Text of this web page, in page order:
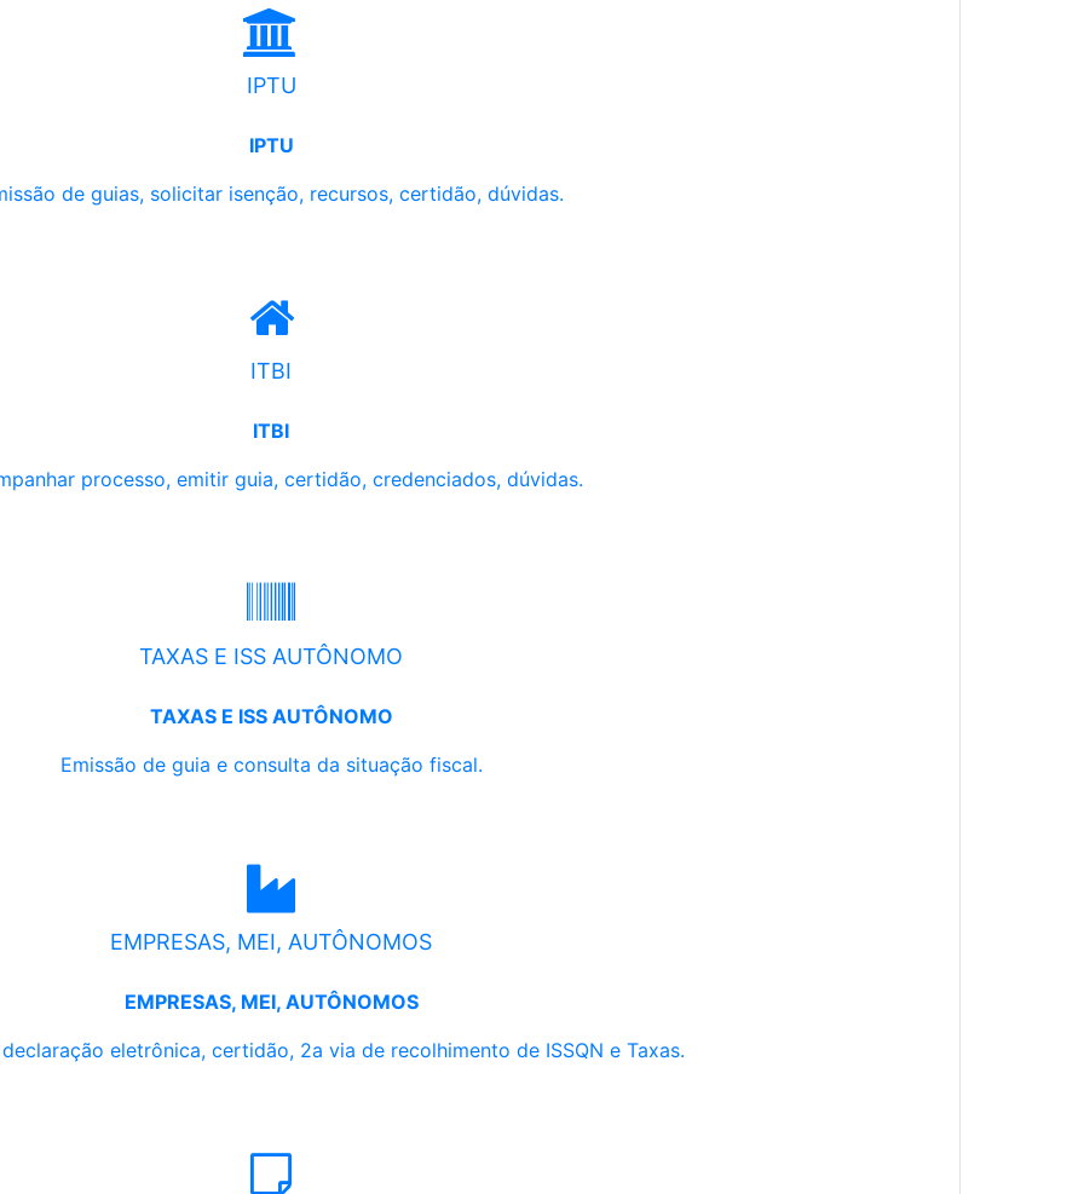
IPTU
IPTU
de guias, solicitar isenção, recursos, certidão, dúvidas.
ITBI
ITBI
processo, emitir guia, certidão, credenciados, dúvidas.
TAXAS E ISS AUTÔNOMO
TAXAS E ISS AUTÔNOMO
Emissão de guia e consulta da situação fiscal.
EMPRESAS, MEI, AUTÔNOMOS
EMPRESAS, MEI, AUTÔNOMOS
eletrônica, certidão, 2a via de recolhimento de ISSQN e Taxas.